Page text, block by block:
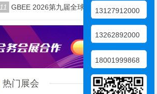
11 GBEE 2026第九届全球（杭州）跨境电商生态博览会
热门展会
13127912000
13262892000
18001999868